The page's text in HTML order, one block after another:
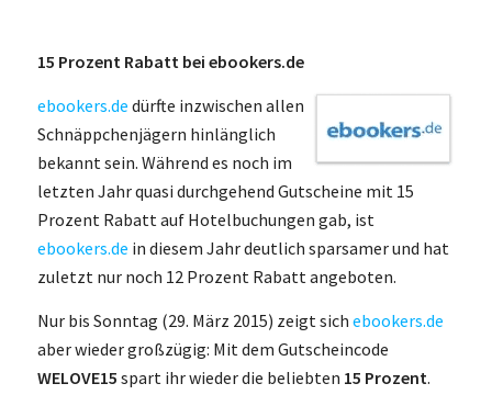
15 Prozent Rabatt bei ebookers.de
ebookers.de dürfte inzwischen allen
Schnäppchenjägern hinlänglich
bekannt sein. Während es noch im
letzten Jahr quasi durchgehend Gutscheine mit 15
Prozent Rabatt auf Hotelbuchungen gab, ist
ebookers.de in diesem Jahr deutlich sparsamer und hat
zuletzt nur noch 12 Prozent Rabatt angeboten.
Nur bis Sonntag (29. März 2015) zeigt sich ebookers.de
aber wieder großzügig: Mit dem Gutscheincode
WELOVE15 spart ihr wieder die beliebten 15 Prozent.